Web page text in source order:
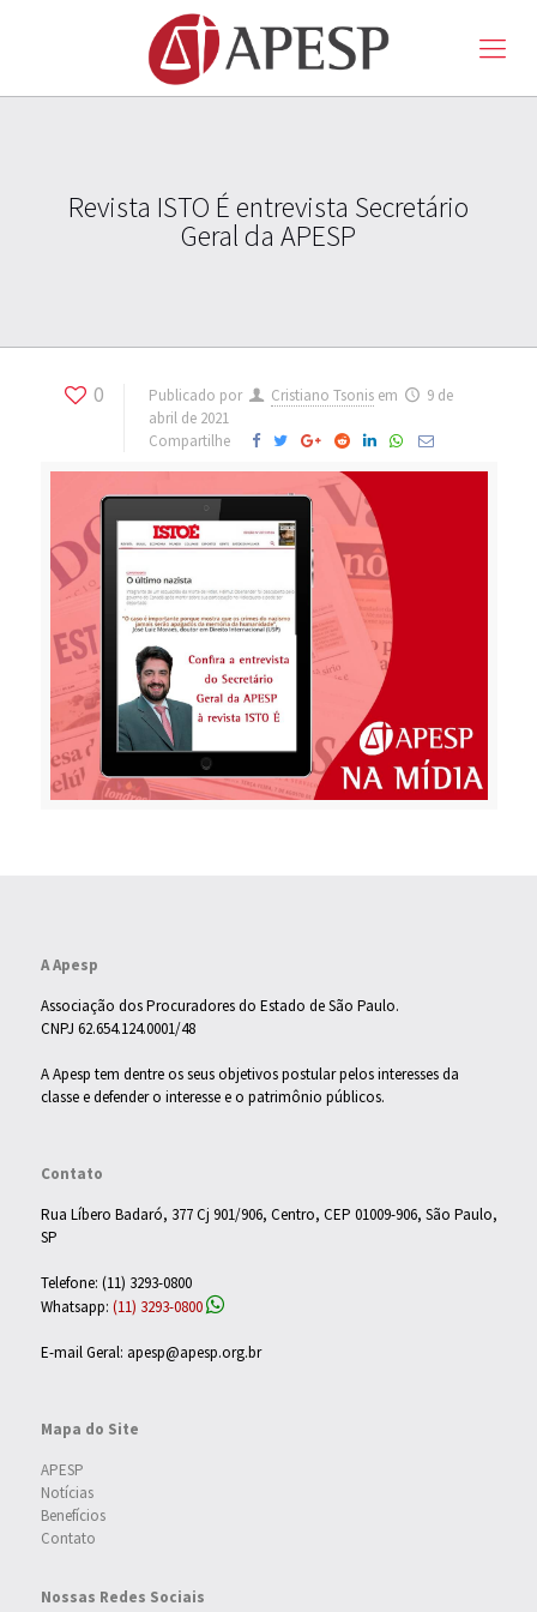
Revista ISTO É entrevista Secretário
Geral da APESP
0 Publicado por Cristiano Tsonis em
9 de
abril de 2021
Compartilhe
A Apesp
Associação dos Procuradores do Estado de São Paulo.
CNPJ 62.654.124.0001/48
A Apesp tem dentre os seus objetivos postular pelos interesses da
classe e defender o interesse e o patrimônio públicos.
Contato
Rua Líbero Badaró, 377 Cj 901/906, Centro, CEP 01009-906, São Paulo,
SP
Telefone: (11) 3293-0800
Whatsapp: (11) 3293-0800
E-mail Geral: apesp@apesp.org.br
Mapa do Site
APESP
Notícias
Benefícios
Contato
Nossas Redes Sociais